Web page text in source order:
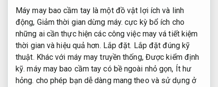
Máy may bao cầm tay là một đồ vật lợi ích và linh
động, Giảm thời gian dừng máy. cực kỳ bổ ích cho
những ai cần thực hiện các công việc may vá tiết kiệm
thời gian và hiệu quả hơn. Lắp đặt. Lắp đặt đúng kỹ
thuật. Khác với máy may truyền thống, Được kiểm định
kỹ. máy may bao cầm tay có bề ngoài nhỏ gọn, Ít hư
hỏng. cho phép bạn dễ dàng mang theo và sử dụng ở